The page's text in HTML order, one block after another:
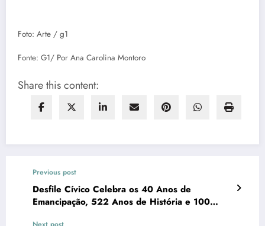
Foto: Arte / g1
Fonte: G1/ Por Ana Carolina Montoro
Share this content:
Previous post
Desfile Cívico Celebra os 40 Anos de
Emancipação, 522 Anos de História e 100